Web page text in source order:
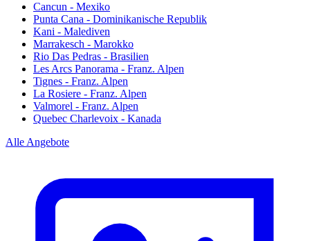
Cancun - Mexiko
Punta Cana - Dominikanische Republik
Kani - Malediven
Marrakesch - Marokko
Rio Das Pedras - Brasilien
Les Arcs Panorama - Franz. Alpen
Tignes - Franz. Alpen
La Rosiere - Franz. Alpen
Valmorel - Franz. Alpen
Quebec Charlevoix - Kanada
Alle Angebote